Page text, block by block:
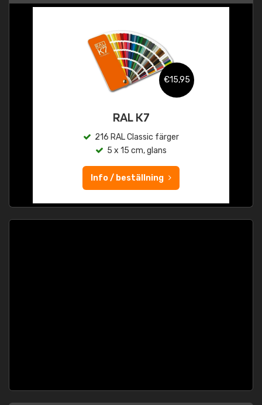
€15,95
RAL K7
216 RAL Classic färger
5 x 15 cm, glans
Info / beställning